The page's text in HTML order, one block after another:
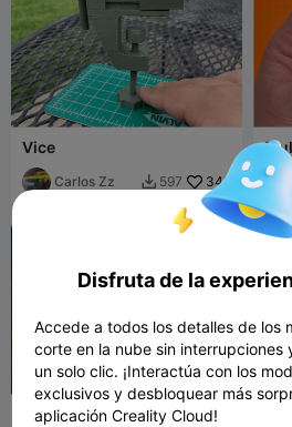
Vice
Carlos Zz  597 342
Print Test Cube
Disfruta de la
Accede a todos los detalles de los
corte en la nube sin interrupciones
un solo clic. ¡Interactúa con los
exclusivos y desbloquear más
aplicación Creality Cloud!